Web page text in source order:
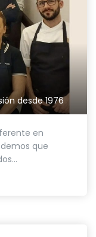
desde 1976
en
que